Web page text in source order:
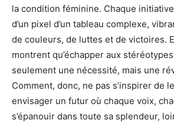
la condition féminine. Chaque
d’un pixel d’un tableau complexe,
de couleurs, de luttes et de victoires.
montrent qu’échapper aux stéréotypes
seulement une nécessité, mais une
Comment, donc, ne pas s’inspirer de
envisager un futur où chaque voix,
s’épanouir dans toute sa splendeur,